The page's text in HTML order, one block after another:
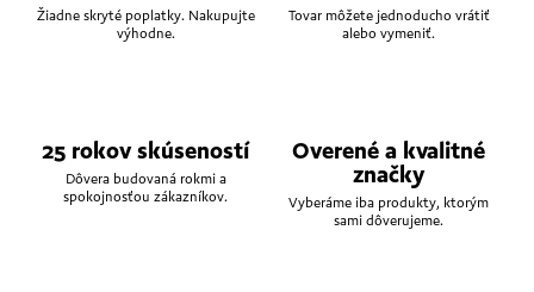
Žiadne skryté poplatky. Nakupujte
výhodne.
Tovar môžete jednoducho vrátiť
alebo vymeniť.
25 rokov skúseností
Dôvera budovaná rokmi a
spokojnosťou zákazníkov.
Overené a kvalitné
značky
Vyberáme iba produkty, ktorým
sami dôverujeme.